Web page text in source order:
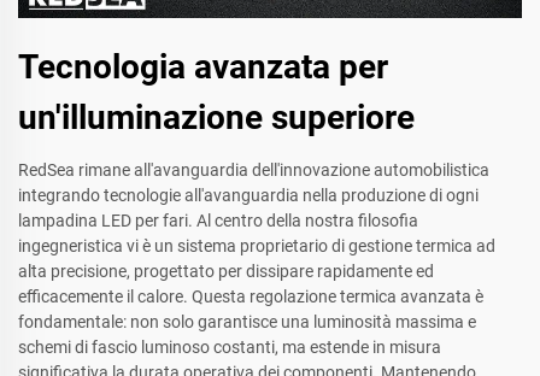
Tecnologia avanzata per
un'illuminazione superiore
RedSea rimane all'avanguardia dell'innovazione automobilistica
integrando tecnologie all'avanguardia nella produzione di ogni
lampadina LED per fari. Al centro della nostra filosofia
ingegneristica vi è un sistema proprietario di gestione termica ad
alta precisione, progettato per dissipare rapidamente ed
efficacemente il calore. Questa regolazione termica avanzata è
fondamentale: non solo garantisce una luminosità massima e
schemi di fascio luminoso costanti, ma estende in misura